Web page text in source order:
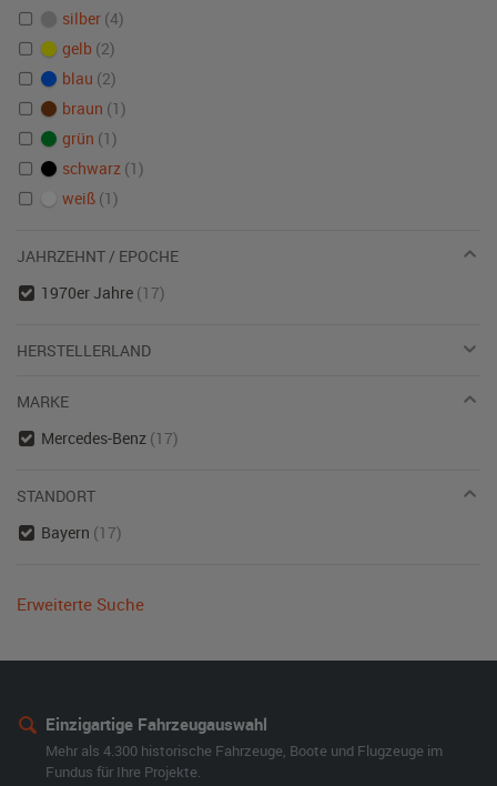
silber (4)
gelb (2)
blau (2)
braun (1)
grün (1)
schwarz (1)
weiß (1)
JAHRZEHNT / EPOCHE
1970er Jahre (17)
HERSTELLERLAND
MARKE
Mercedes-Benz (17)
STANDORT
Bayern (17)
Erweiterte Suche
Einzigartige Fahrzeugauswahl
Mehr als 4.300 historische Fahrzeuge, Boote und Flugzeuge im
Fundus für Ihre Projekte.